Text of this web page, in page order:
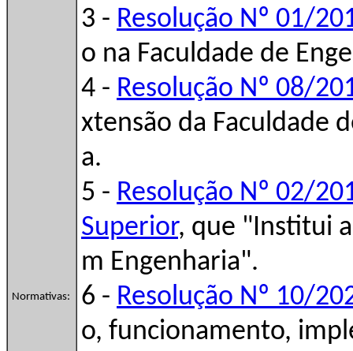
Normativas:
3 - Resolução Nº 01/
o na Faculdade de
4 - Resolução Nº 08/
xtensão da Faculdade
a.
5 - Resolução Nº 02/
Superior, que "Institui
m Engenharia".
6 - Resolução Nº 10/
o, funcionamento,